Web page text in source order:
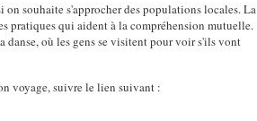
on souhaite s'approcher des populations locales. La
pratiques qui aident à la compréhension mutuelle.
danse, où les gens se visitent pour voir s'ils vont
voyage, suivre le lien suivant :